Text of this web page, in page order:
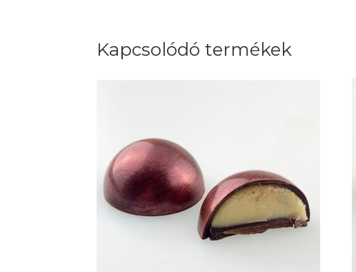
Kapcsolódó termékek